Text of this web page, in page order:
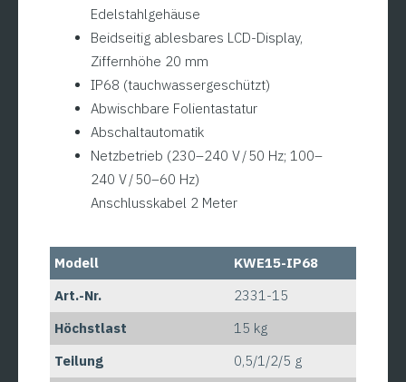
Edelstahlgehäuse
Beidseitig ablesbares LCD-Display,
Ziffernhöhe 20 mm
IP68 (tauchwassergeschützt)
Abwischbare Folientastatur
Abschaltautomatik
Netzbetrieb (230–240 V / 50 Hz; 100–
240 V / 50–60 Hz)
Anschlusskabel 2 Meter
Modell
KWE15-IP68
Art.-Nr.
2331-15
Höchstlast
15 kg
Teilung
0,5/1/2/5 g